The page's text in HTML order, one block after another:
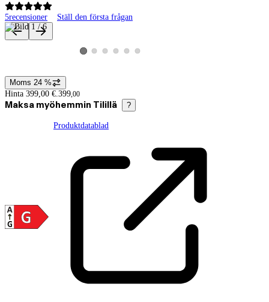
5recensioner Ställ den första frågan
Produktbilder och videor
Visa produktbild 1
Visa produktbild 2
Visa produktbild 3
Visa produktbild 4
Visa produktbild 5
Visa produktbild 6
Prisinformation
Moms 24 %
Hinta 399,00 €. 399,00
Maksa myöhemmin Tilillä ?
Produktdatablad